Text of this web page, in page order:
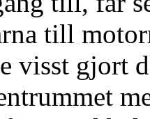
till
visst gjort